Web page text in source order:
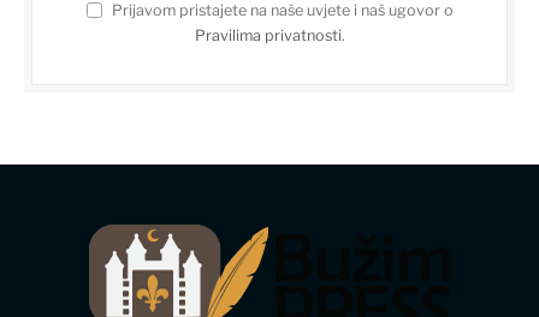
Prijavom pristajete na naše uvjete i naš ugovor o
Pravilima privatnosti.